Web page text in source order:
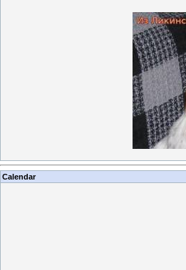
Calendar